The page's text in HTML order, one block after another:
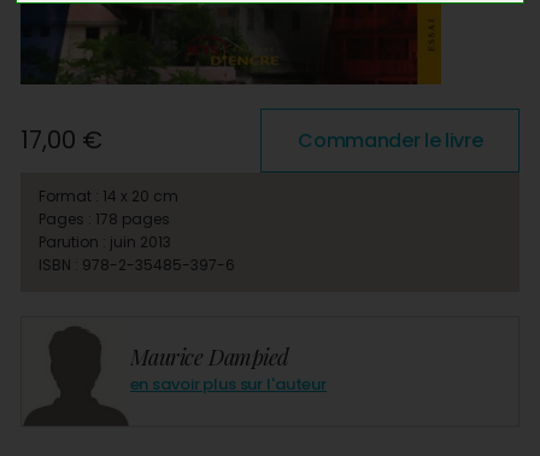
Maurice Dampied
en savoir plus sur l'auteur
17,00 € Commander le livre
Format : 14 x 20 cm
Pages : 178 pages
Parution : juin 2013
ISBN : 978-2-35485-397-6